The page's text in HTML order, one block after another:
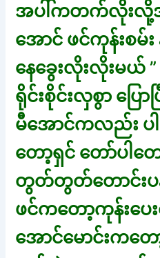
အပါ်ကတက်လိုးလို့အ
အောင် ဖင်ကုန်းစ
နေခွေးလိုးလိုးမယ်
ရိုင်းစိုင်းလှစွာ ပြေ
မီအောင်ကလည်း ပါ
တော့ရှင် တော်ပါတ
တွတ်တွတ်တောင်းပ
ဖင်ကတော့ကုန်းပ
အောင်မောင်းကတ